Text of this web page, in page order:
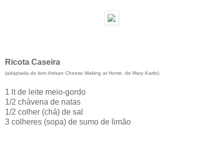
Ricota Caseira
(adaptada do livro Artisan Cheese Making at Home, de Mary Karlin)
1 lt de leite meio-gordo
1/2 chávena de natas
1/2 colher (chá) de sal
3 colheres (sopa) de sumo de limão